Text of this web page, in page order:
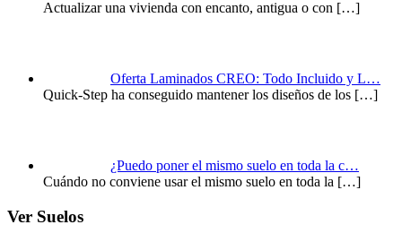
Actualizar una vivienda con encanto, antigua o con […]
Oferta Laminados CREO: Todo Incluido y L…
Quick-Step ha conseguido mantener los diseños de los […]
¿Puedo poner el mismo suelo en toda la c…
Cuándo no conviene usar el mismo suelo en toda la […]
Ver Suelos